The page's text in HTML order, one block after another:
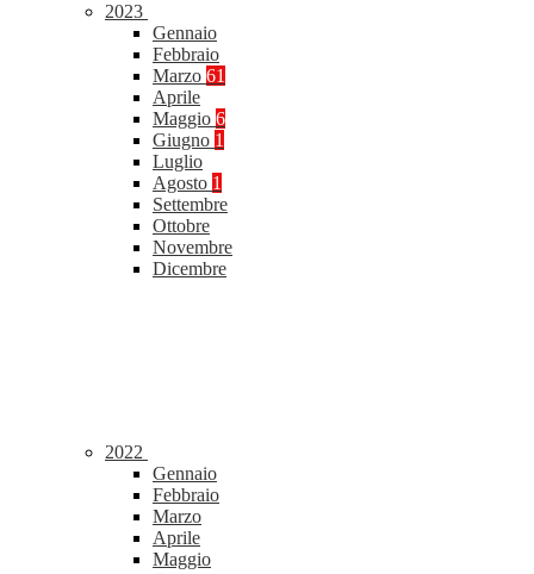
2023
Gennaio
Febbraio
Marzo 61
Aprile
Maggio 6
Giugno 1
Luglio
Agosto 1
Settembre
Ottobre
Novembre
Dicembre
2022
Gennaio
Febbraio
Marzo
Aprile
Maggio